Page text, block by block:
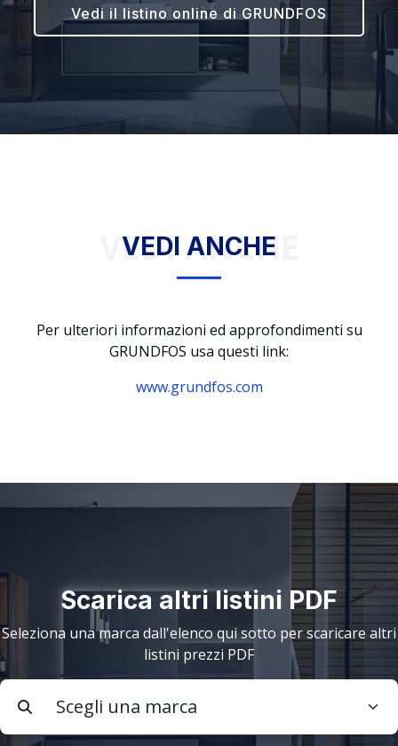
Vedi il listino online di GRUNDFOS
VEDI ANCHE
VEDI ANCHE
Per ulteriori informazioni ed approfondimenti su
GRUNDFOS usa questi link:
www.grundfos.com
Scarica altri listini PDF
Seleziona una marca dall'elenco qui sotto per scaricare altri
listini prezzi PDF